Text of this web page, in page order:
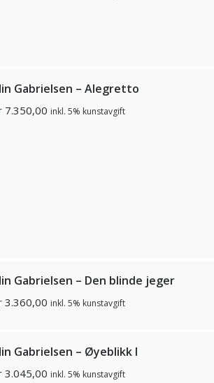
Gabrielsen – Alegretto
7.350,00 inkl. 5% kunstavgift
Gabrielsen – Den blinde jeger
3.360,00 inkl. 5% kunstavgift
Gabrielsen – Øyeblikk I
3.045,00 inkl. 5% kunstavgift